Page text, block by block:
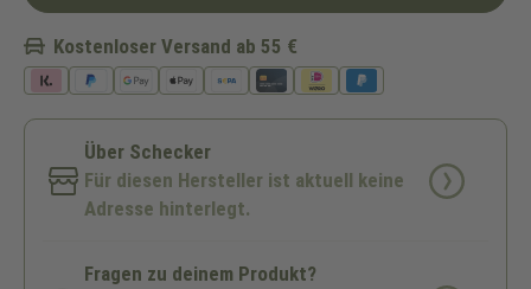
Kostenloser Versand ab 55 €
Über Schecker
Für diesen Hersteller ist aktuell keine
Adresse hinterlegt.
Fragen zu deinem Produkt?